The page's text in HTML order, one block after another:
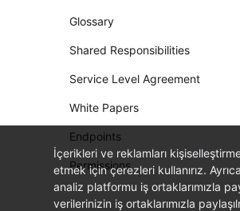
Glossary
Shared Responsibilities
Service Level Agreement
White Papers
Endpoints
Permissions
İçerikleri ve reklamları
etmek için çerezleri kullanırız.
analiz platformu iş ortaklarımızla
verilerinizin iş ortaklarımızla